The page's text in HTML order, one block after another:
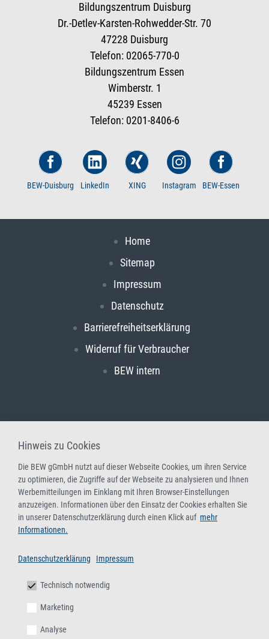
Bildungszentrum Duisburg
Dr.-Detlev-Karsten-Rohwedder-Str. 70
47228 Duisburg
Telefon: 02065-770-0
Bildungszentrum Essen
Wimberstr. 1
45239 Essen
Telefon: 0201-8406-6
BEW-Duisburg LinkedIn XING Instagram BEW-Essen
Home
Sitemap
Impressum
Datenschutz
Barrierefreiheitserklärung
Widerruf für Verbraucher
BEW intern
Hinweis zu Cookies
Die BEW gGmbH nutzt auf dieser Webseite Cookies, um ihren Service
zu optimieren, die Zugriffe auf der Webseite zu analysieren und Ihnen
Werbemitteilungen im Einklang mit Ihren Browser-Einstellungen
anzuzeigen. Informationen über den Einsatz der Cookies erhalten Sie
in unserer Datenschutzerklärung durch einen Klick auf mehr
Informationen.
Datenschutzerklärung Impressum
Technisch notwendig
Marketing
Analyse